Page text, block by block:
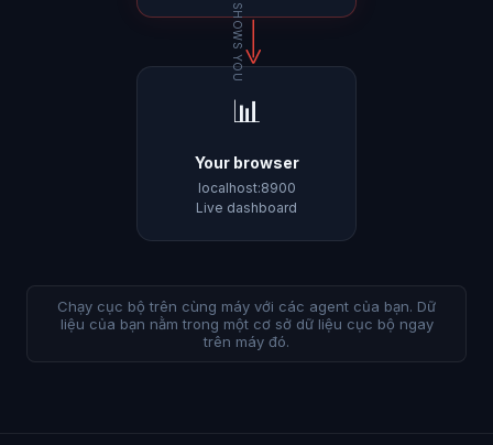
SHOWS YOU
📊
Your browser
localhost:8900
Live dashboard
Chạy cục bộ trên cùng máy với các agent của bạn. Dữ
liệu của bạn nằm trong một cơ sở dữ liệu cục bộ ngay
trên máy đó.